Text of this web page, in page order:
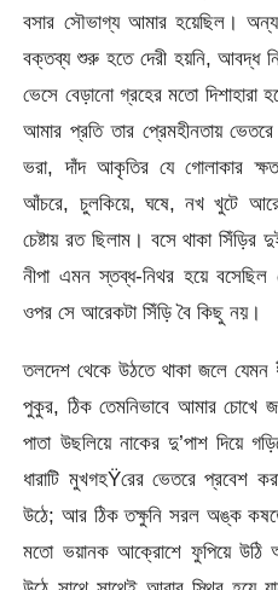
বসার সৌভাগ্য আমার হয়েছিল।
বক্তব্য শুরু হতে দেরী হয়নি, আবদ্ধ
ভেসে বেড়ানো গ্রহের মতো দিশাহারা
আমার প্রতি তার প্রেমহীনতায়
ভরা, দাঁদ আকৃতির যে গোলাকার
আঁচরে, চুলকিয়ে, ঘষে, নখ খুটে
চেষ্টায় রত ছিলাম। বসে থাকা সিঁড়ির
নীপা এমন স্তব্ধ-নিথর হয়ে
ওপর সে আরেকটা সিঁড়ি বৈ কিছু নয়।
তলদেশ থেকে উঠতে থাকা জলে যেমন
পুকুর, ঠিক তেমনিভাবে আমার চোখে
পাতা উছলিয়ে নাকের দু’পাশ দিয়ে
ধারাটি মুখগহŸরের ভেতরে প্রবেশ
উঠে; আর ঠিক তক্ষুনি সরল অঙ্ক কষতে
মতো ভয়ানক আক্রোশে ফুপিয়ে উঠি